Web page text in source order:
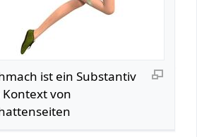
ist ein Substantiv
Kontext von